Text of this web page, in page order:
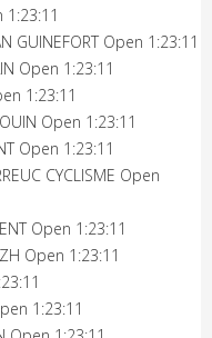
1:23:11
GUINEFORT Open 1:23:11
Open 1:23:11
1:23:11
Open 1:23:11
Open 1:23:11
CYCLISME Open
Open 1:23:11
Open 1:23:11
1:23:11